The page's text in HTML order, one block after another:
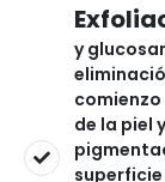
y
de la piel